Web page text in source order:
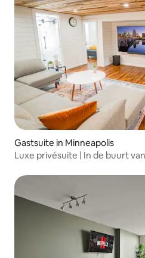
Gastsuite in Minneapolis
Luxe privésuite | In de buurt